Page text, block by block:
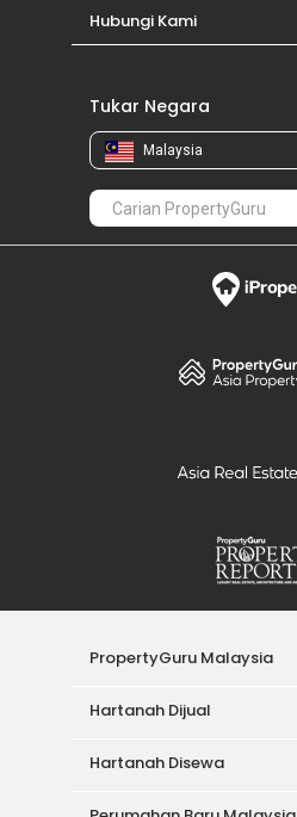
Hubungi Kami
Tukar Negara
Malaysia
PropertyGuru Malaysia
Hartanah Dijual
Hartanah Disewa